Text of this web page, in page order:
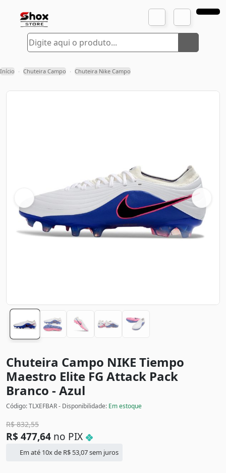
Início › Chuteira Campo › Chuteira Nike Campo
Chuteira Campo NIKE Tiempo
Maestro Elite FG Attack Pack
Branco - Azul
Código: TLXEFBAR - Disponibilidade: Em estoque
R$832,55
R$ 477,64 no PIX
Em até 10x de R$ 53,07sem juros